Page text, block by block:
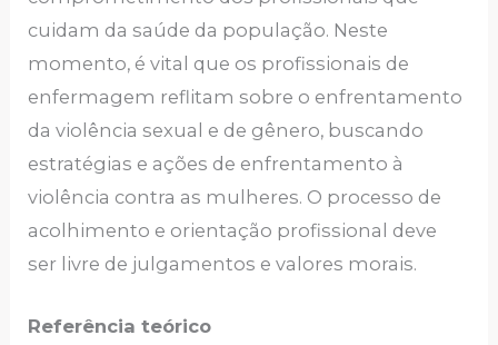
cuidam da saúde da população. Neste
momento, é vital que os profissionais de
enfermagem reflitam sobre o enfrentamento
da violência sexual e de gênero, buscando
estratégias e ações de enfrentamento à
violência contra as mulheres. O processo de
acolhimento e orientação profissional deve
ser livre de julgamentos e valores morais.
Referência teórico